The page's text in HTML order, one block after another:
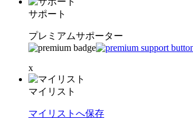
サポート
プレミアムサポーター
x
マイリスト
マイリストへ保存